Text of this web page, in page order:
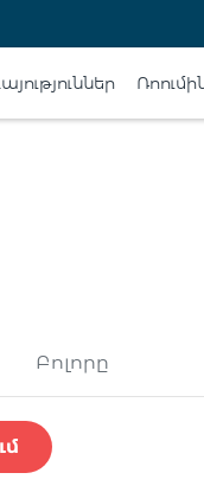
Բոլորը